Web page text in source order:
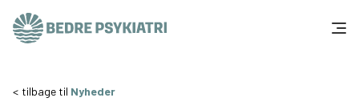
tilbage til Nyheder